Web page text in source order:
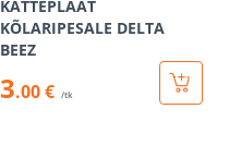
KATTEPLAAT
KÕLARIPESALE DELTA
BEEZ
3.00 € /tk